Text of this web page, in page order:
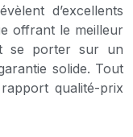
d’excellents
offrant le meilleur
se porter sur un
solide. Tout
qualité-prix